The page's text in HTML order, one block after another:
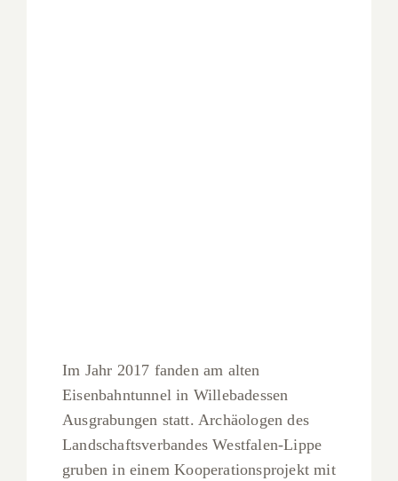
Im Jahr 2017 fanden am alten
Eisenbahntunnel in Willebadessen
Ausgrabungen statt. Archäologen des
Landschaftsverbandes Westfalen-Lippe
gruben in einem Kooperationsprojekt mit